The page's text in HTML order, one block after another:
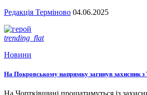
Редакція Терміново 04.06.2025
trending_flat
Новини
На Покровському напрямку загинув захисник
На Чортківщині прощатимуться із